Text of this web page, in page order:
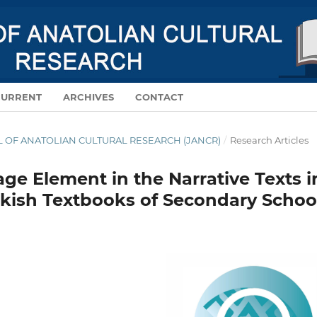
ARCHIVES CONTACT
ANATOLIAN CULTURAL RESEARCH (JANCR) / Research Articles
Element in the Narrative Texts
Textbooks of Secondary